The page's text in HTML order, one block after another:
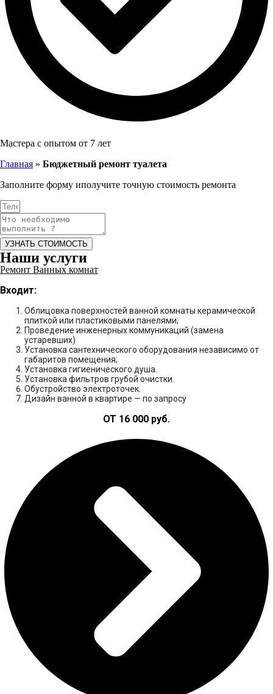
Мастера с опытом от 7 лет
Главная » Бюджетный ремонт туалета
Заполните форму иполучите точную стоимость ремонта
УЗНАТЬ СТОИМОСТЬ
Наши услуги
Ремонт Ванных комнат
Входит:
Облицовка поверхностей ванной комнаты керамической
плиткой или пластиковыми панелями;
Проведение инженерных коммуникаций (замена
устаревших)
Установка сантехнического оборудования независимо от
габаритов помещения;
Установка гигиенического душа.
Установка фильтров грубой очистки.
Обустройство электроточек.
Дизайн ванной в квартире — по запросу
ОТ 16 000 руб.